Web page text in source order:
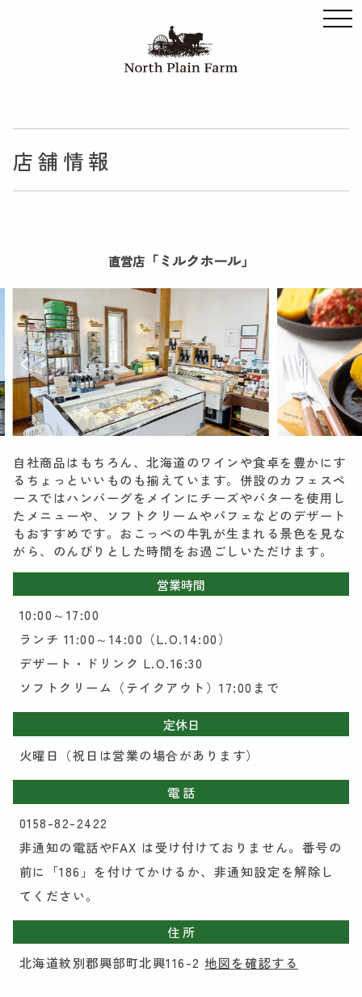
店舗情報
直営店「ミルクホール」
自社商品はもちろん、北海道のワインや食卓を豊かにす
るちょっといいものも揃えています。併設のカフェスペ
ースではハンバーグをメインにチーズやバターを使用し
たメニューや、ソフトクリームやパフェなどのデザート
もおすすめです。おこっぺの牛乳が生まれる景色を見な
がら、のんびりとした時間をお過ごしいただけます。
営業時間
10:00～17:00
ランチ 11:00～14:00（L.O.14:00）
デザート・ドリンク L.O.16:30
ソフトクリーム（テイクアウト）17:00まで
定休日
火曜日（祝日は営業の場合があります）
電 話
0158-82-2422
非通知の電話やFAX は受け付けておりません。番号の
前に「186」を付けてかけるか、非通知設定を解除し
てください。
住 所
北海道紋別郡興部町北興116-2地図を確認する